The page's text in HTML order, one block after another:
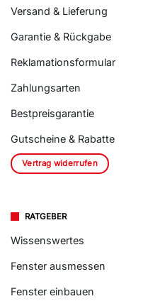
Versand & Lieferung
Garantie & Rückgabe
Reklamationsformular
Zahlungsarten
Bestpreisgarantie
Gutscheine & Rabatte
Vertrag widerrufen
RATGEBER
Wissenswertes
Fenster ausmessen
Fenster einbauen